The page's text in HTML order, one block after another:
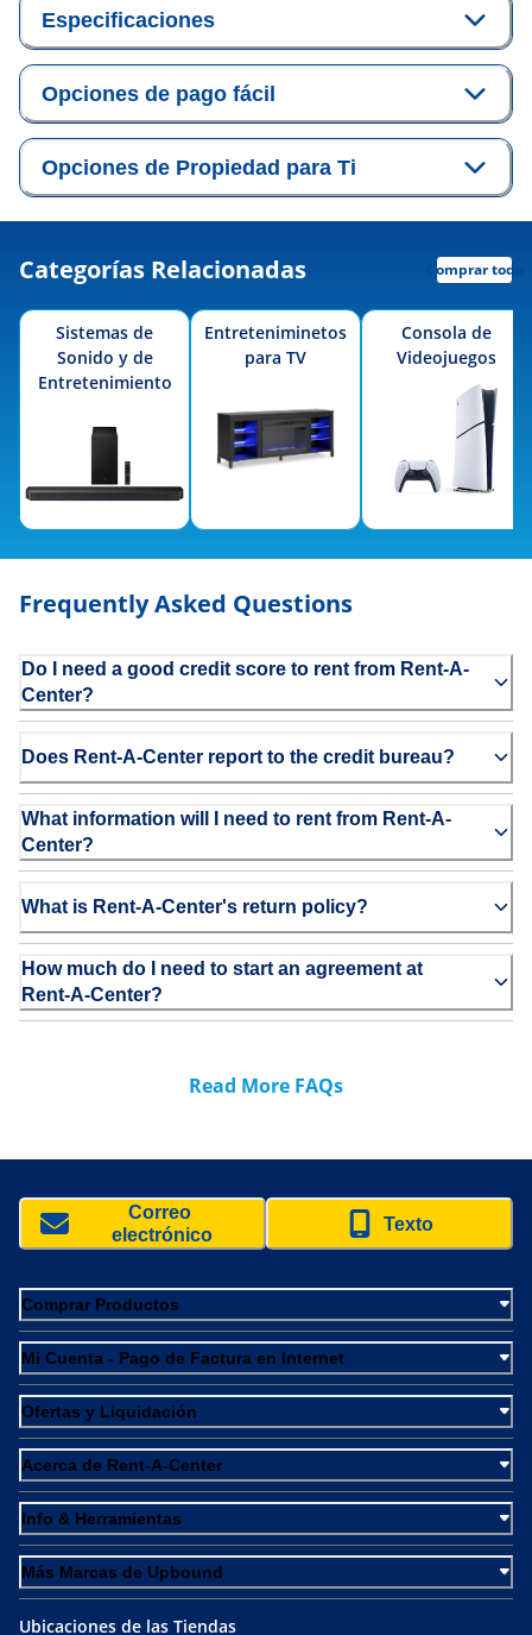
Especificaciones
Opciones de pago fácil
Opciones de Propiedad para Ti
Categorías Relacionadas Comprar todo
Sistemas de
Sonido y de
Entretenimiento
Entreteniminetos
para TV
Consola de
Videojuegos
Frequently Asked Questions
Do I need a good credit score to rent from Rent-A-
Center?
Does Rent-A-Center report to the credit bureau?
What information will I need to rent from Rent-A-
Center?
What is Rent-A-Center's return policy?
How much do I need to start an agreement at
Rent-A-Center?
Read More FAQs
Correo
electrónico
Texto
Comprar Productos
Mi Cuenta - Pago de Factura en Internet
Ofertas y Liquidación
Acerca de Rent-A-Center
Info & Herramientas
Más Marcas de Upbound
Ubicaciones de las Tiendas